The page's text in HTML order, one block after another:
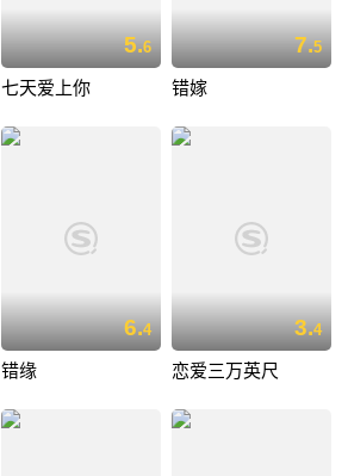
5.6
七天爱上你
7.5
错嫁
6.4
错缘
3.4
恋爱三万英尺